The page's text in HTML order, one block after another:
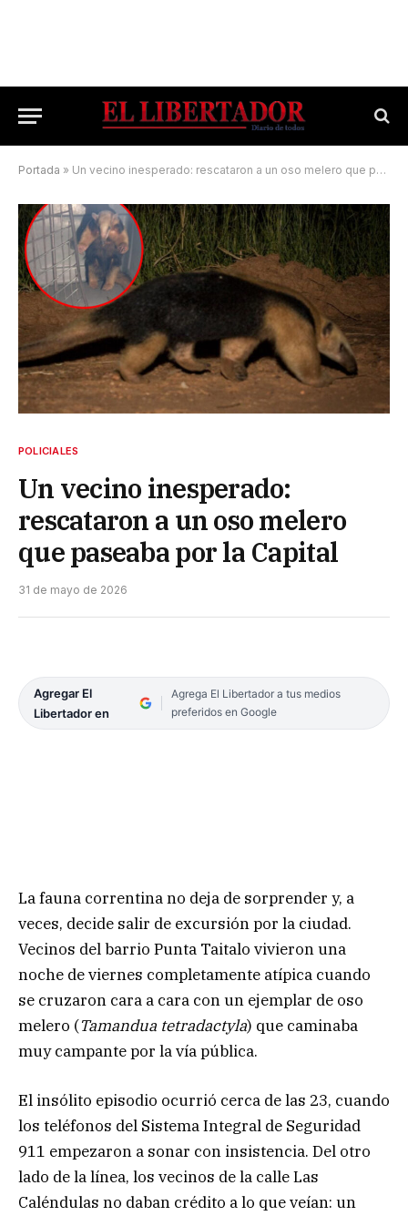
Portada » Un vecino inesperado: rescataron a un oso melero que paseaba por la Capital
POLICIALES
Un vecino inesperado:
rescataron a un oso melero
que paseaba por la Capital
31 de mayo de 2026
Agregar El
Libertador en
Agrega El Libertador a tus medios
preferidos en Google
La fauna correntina no deja de sorprender y, a
veces, decide salir de excursión por la ciudad.
Vecinos del barrio Punta Taitalo vivieron una
noche de viernes completamente atípica cuando
se cruzaron cara a cara con un ejemplar de oso
melero (Tamandua tetradactyla) que caminaba
muy campante por la vía pública.
El insólito episodio ocurrió cerca de las 23, cuando
los teléfonos del Sistema Integral de Seguridad
911 empezaron a sonar con insistencia. Del otro
lado de la línea, los vecinos de la calle Las
Caléndulas no daban crédito a lo que veían: un